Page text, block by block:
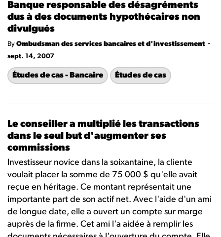
Banque responsable des désagréments
dus à des documents hypothécaires non
divulgués
By Ombudsman des services bancaires et d'investissement -
sept. 14, 2007
Études de cas - Bancaire Études de cas
Le conseiller a multiplié les transactions
dans le seul but d'augmenter ses
commissions
Investisseur novice dans la soixantaine, la cliente
voulait placer la somme de 75 000 $ qu'elle avait
reçue en héritage. Ce montant représentait une
importante part de son actif net. Avec l'aide d'un ami
de longue date, elle a ouvert un compte sur marge
auprès de la firme. Cet ami l'a aidée à remplir les